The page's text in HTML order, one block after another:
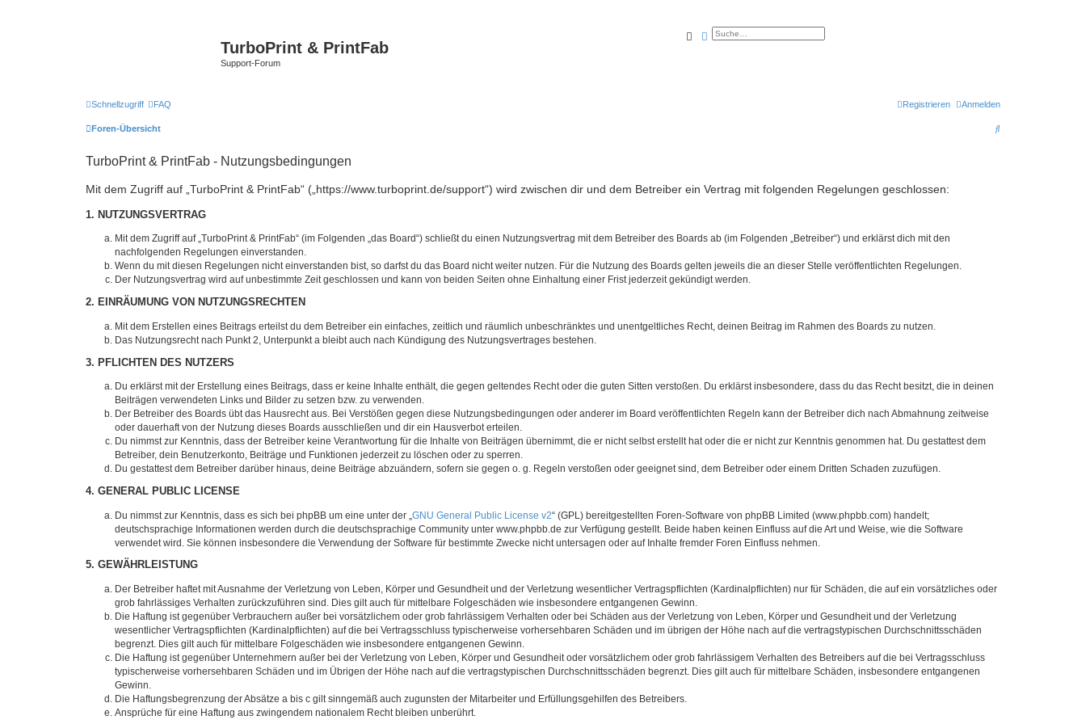
TurboPrint & PrintFab
Support-Forum
SucheErweiterte Suche
Schnellzugriff FAQ Anmelden
Registrieren
Foren-Übersicht
S
TurboPrint & PrintFab - Nutzungsbedingungen
Mit dem Zugriff auf „TurboPrint & PrintFab“ („https://www.turboprint.de/support“) wird zwischen dir und dem Betreiber ein Vertrag mit folgenden Regelungen geschlossen:
1. NUTZUNGSVERTRAG
Mit dem Zugriff auf „TurboPrint & PrintFab“ (im Folgenden „das Board“) schließt du einen Nutzungsvertrag mit dem Betreiber des Boards ab (im Folgenden „Betreiber“) und erklärst dich mit den
nachfolgenden Regelungen einverstanden.
Wenn du mit diesen Regelungen nicht einverstanden bist, so darfst du das Board nicht weiter nutzen. Für die Nutzung des Boards gelten jeweils die an dieser Stelle veröffentlichten Regelungen.
Der Nutzungsvertrag wird auf unbestimmte Zeit geschlossen und kann von beiden Seiten ohne Einhaltung einer Frist jederzeit gekündigt werden.
2. EINRÄUMUNG VON NUTZUNGSRECHTEN
Mit dem Erstellen eines Beitrags erteilst du dem Betreiber ein einfaches, zeitlich und räumlich unbeschränktes und unentgeltliches Recht, deinen Beitrag im Rahmen des Boards zu nutzen.
Das Nutzungsrecht nach Punkt 2, Unterpunkt a bleibt auch nach Kündigung des Nutzungsvertrages bestehen.
3. PFLICHTEN DES NUTZERS
Du erklärst mit der Erstellung eines Beitrags, dass er keine Inhalte enthält, die gegen geltendes Recht oder die guten Sitten verstoßen. Du erklärst insbesondere, dass du das Recht besitzt, die in deinen
Beiträgen verwendeten Links und Bilder zu setzen bzw. zu verwenden.
Der Betreiber des Boards übt das Hausrecht aus. Bei Verstößen gegen diese Nutzungsbedingungen oder anderer im Board veröffentlichten Regeln kann der Betreiber dich nach Abmahnung zeitweise
oder dauerhaft von der Nutzung dieses Boards ausschließen und dir ein Hausverbot erteilen.
Du nimmst zur Kenntnis, dass der Betreiber keine Verantwortung für die Inhalte von Beiträgen übernimmt, die er nicht selbst erstellt hat oder die er nicht zur Kenntnis genommen hat. Du gestattest dem
Betreiber, dein Benutzerkonto, Beiträge und Funktionen jederzeit zu löschen oder zu sperren.
Du gestattest dem Betreiber darüber hinaus, deine Beiträge abzuändern, sofern sie gegen o. g. Regeln verstoßen oder geeignet sind, dem Betreiber oder einem Dritten Schaden zuzufügen.
4. GENERAL PUBLIC LICENSE
Du nimmst zur Kenntnis, dass es sich bei phpBB um eine unter der „ GNU General Public License v2“ (GPL) bereitgestellten Foren-Software von phpBB Limited (www.phpbb.com) handelt;
deutschsprachige Informationen werden durch die deutschsprachige Community unter www.phpbb.de zur Verfügung gestellt. Beide haben keinen Einfluss auf die Art und Weise, wie die Software
verwendet wird. Sie können insbesondere die Verwendung der Software für bestimmte Zwecke nicht untersagen oder auf Inhalte fremder Foren Einfluss nehmen.
5. GEWÄHRLEISTUNG
Der Betreiber haftet mit Ausnahme der Verletzung von Leben, Körper und Gesundheit und der Verletzung wesentlicher Vertragspflichten (Kardinalpflichten) nur für Schäden, die auf ein vorsätzliches oder
grob fahrlässiges Verhalten zurückzuführen sind. Dies gilt auch für mittelbare Folgeschäden wie insbesondere entgangenen Gewinn.
Die Haftung ist gegenüber Verbrauchern außer bei vorsätzlichem oder grob fahrlässigem Verhalten oder bei Schäden aus der Verletzung von Leben, Körper und Gesundheit und der Verletzung
wesentlicher Vertragspflichten (Kardinalpflichten) auf die bei Vertragsschluss typischerweise vorhersehbaren Schäden und im übrigen der Höhe nach auf die vertragstypischen Durchschnittsschäden
begrenzt. Dies gilt auch für mittelbare Folgeschäden wie insbesondere entgangenen Gewinn.
Die Haftung ist gegenüber Unternehmern außer bei der Verletzung von Leben, Körper und Gesundheit oder vorsätzlichem oder grob fahrlässigem Verhalten des Betreibers auf die bei Vertragsschluss
typischerweise vorhersehbaren Schäden und im Übrigen der Höhe nach auf die vertragstypischen Durchschnittsschäden begrenzt. Dies gilt auch für mittelbare Schäden, insbesondere entgangenen
Gewinn.
Die Haftungsbegrenzung der Absätze a bis c gilt sinngemäß auch zugunsten der Mitarbeiter und Erfüllungsgehilfen des Betreibers.
Ansprüche für eine Haftung aus zwingendem nationalem Recht bleiben unberührt.